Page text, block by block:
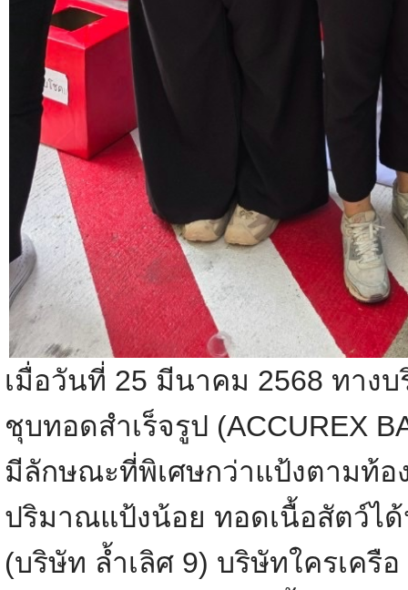
เมื่อวันที่ 25 มีนาคม 2568 ทาง
ชุบทอดสำเร็จรูป (ACCUREX
มีลักษณะที่พิเศษกว่าแป้งตามท้อ
ปริมาณแป้งน้อย ทอดเนื้อสัตว์ไ
(บริษัท ล้ำเลิศ 9) บริษัทใครเครื